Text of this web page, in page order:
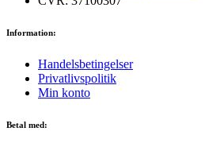
Information:
Handelsbetingelser
Privatlivspolitik
Min konto
Betal med: